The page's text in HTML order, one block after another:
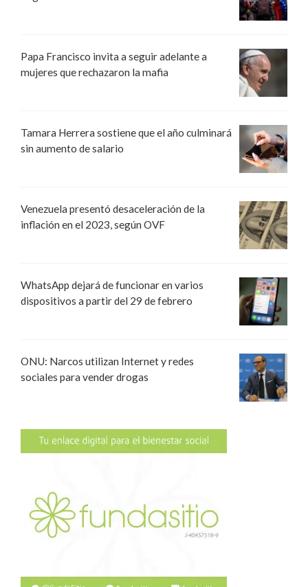
Papa Francisco invita a seguir adelante a
mujeres que rechazaron la mafia
Tamara Herrera sostiene que el año culminará
sin aumento de salario
Venezuela presentó desaceleración de la
inflación en el 2023, según OVF
WhatsApp dejará de funcionar en varios
dispositivos a partir del 29 de febrero
ONU: Narcos utilizan Internet y redes
sociales para vender drogas